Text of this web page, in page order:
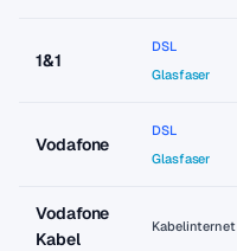
1&1
DSL
Glasfaser
Vodafone
DSL
Glasfaser
Vodafone
Kabel
Kabelinternet